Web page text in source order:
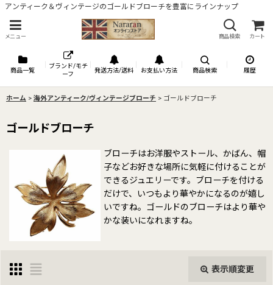
アンティーク＆ヴィンテージのゴールドブローチを豊富にラインナップ
メニュー 商品検索 カート
商品一覧
ブランド/モチ
ーフ
発送方法/送料 お支払い方法 商品検索 履歴
ホーム > 海外アンティーク/ヴィンテージブローチ > ゴールドブローチ
ゴールドブローチ
ブローチはお洋服やストール、かばん、帽
子などお好きな場所に気軽に付けることが
できるジュエリーです。ブローチを付ける
だけで、いつもより華やかになるのが嬉し
いですね。ゴールドのブローチはより華や
かな装いになれますね。
表示順変更